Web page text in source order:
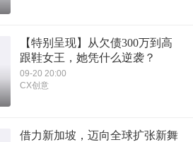
【特别呈现】从欠债300万到高
跟鞋女王，她凭什么逆袭？
09-20 20:00
CX创意
借力新加坡，迈向全球扩张新舞